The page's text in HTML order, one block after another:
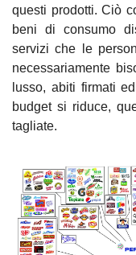
questi prodotti. Ciò
beni di consumo
servizi che le
necessariamente
lusso, abiti firmati
budget si riduce,
tagliate.